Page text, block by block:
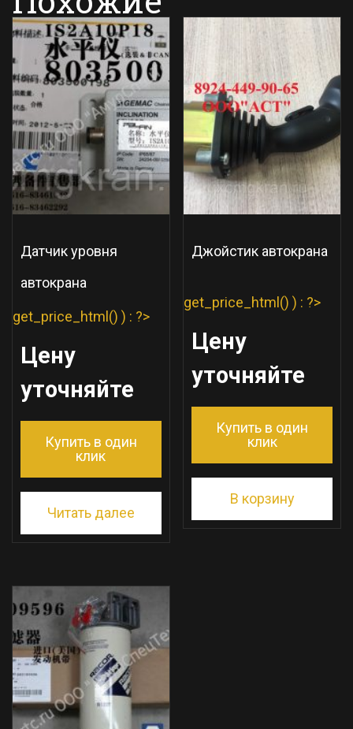
Датчик уровня
автокрана
get_price_html() ) : ?>
Цену
уточняйте
Купить в один
клик
Читать далее
Джойстик автокрана
get_price_html() ) : ?>
Цену
уточняйте
Купить в один
клик
В корзину